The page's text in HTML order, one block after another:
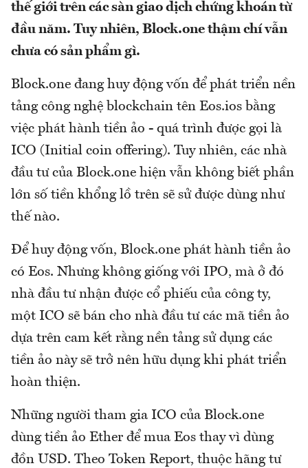
thế giới trên các sàn giao dịch chứng khoán từ
đầu năm. Tuy nhiên, Block.one thậm chí vẫn
chưa có sản phẩm gì.
Block.one đang huy động vốn để phát triển nền
tảng công nghệ blockchain tên Eos.ios bằng
việc phát hành tiền ảo - quá trình được gọi là
ICO (Initial coin offering). Tuy nhiên, các nhà
đầu tư của Block.one hiện vẫn không biết phần
lớn số tiền khổng lồ trên sẽ sử được dùng như
thế nào.
Để huy động vốn, Block.one phát hành tiền ảo
có Eos. Nhưng không giống với IPO, mà ở đó
nhà đầu tư nhận được cổ phiếu của công ty,
một ICO sẽ bán cho nhà đầu tư các mã tiền ảo
dựa trên cam kết rằng nền tảng sử dụng các
tiền ảo này sẽ trở nên hữu dụng khi phát triển
hoàn thiện.
Những người tham gia ICO của Block.one
dùng tiền ảo Ether để mua Eos thay vì dùng
đồn USD. Theo Token Report, thuộc hãng tư